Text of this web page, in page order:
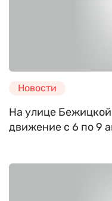
Новости
На улице
движение с 6 по 9